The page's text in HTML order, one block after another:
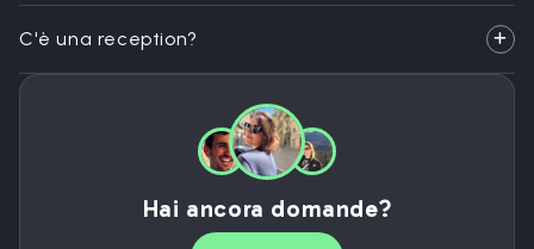
C'è una reception?
Hai ancora domande?